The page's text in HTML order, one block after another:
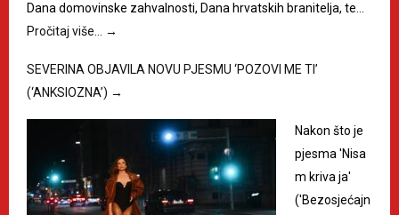
Dana domovinske zahvalnosti, Dana hrvatskih branitelja, te…
Pročitaj više… →
SEVERINA OBJAVILA NOVU PJESMU ‘POZOVI ME TI’
(‘ANKSIOZNA’) →
Nakon što je
pjesma 'Nisa
m kriva ja'
('Bezosjećajn